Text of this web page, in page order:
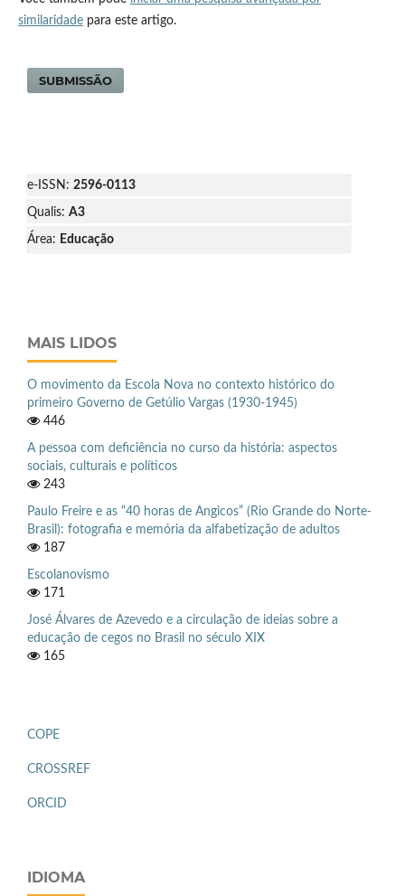
similaridadepara este artigo.
SUBMISSÃO
e-ISSN: 2596-0113
Qualis: A3
Área: Educação
MAIS LIDOS
O movimento da Escola Nova no contexto histórico do
primeiro Governo de Getúlio Vargas (1930-1945)
446
A pessoa com deficiência no curso da história: aspectos
sociais, culturais e políticos
243
Paulo Freire e as “40 horas de Angicos” (Rio Grande do Norte-
Brasil): fotografia e memória da alfabetização de adultos
187
Escolanovismo
171
José Álvares de Azevedo e a circulação de ideias sobre a
educação de cegos no Brasil no século XIX
165
COPE
CROSSREF
ORCID
IDIOMA